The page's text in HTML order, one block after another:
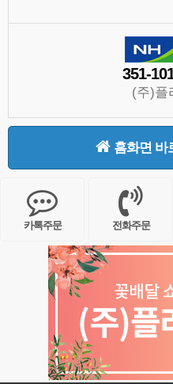
351-
(주)플
홈화면 바
카톡주문 전화주문